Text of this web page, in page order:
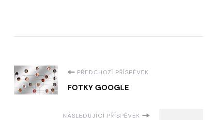
Navigace
příspěvku
PŘEDCHOZÍ PŘÍSPĚVEK
FOTKY GOOGLE
NÁSLEDUJÍCÍ PŘÍSPĚVEK